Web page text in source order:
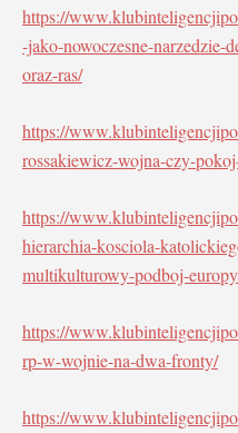
https://
-jako-nowoczesne-narzedzie-
oraz-ras/
https://
rossakiewicz-wojna-czy-
https://
hierarchia-kosciola-
multikulturowy-podboj-
https://
rp-w-wojnie-na-dwa-fronty/
https://